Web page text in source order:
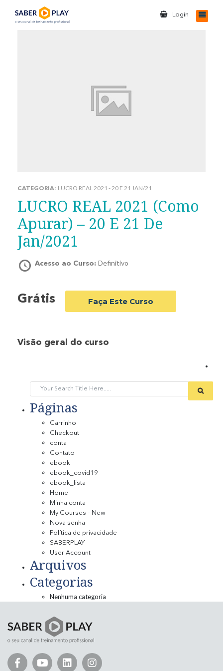
Login
CATEGORIA: LUCRO REAL 2021 - 20 E 21 JAN/21
LUCRO REAL 2021 (Como
Apurar) – 20 E 21 De
Jan/2021
Acesso ao Curso: Definitivo
Grátis Faça Este Curso
Visão geral do curso
Páginas
Carrinho
Checkout
conta
Contato
ebook
ebook_covid19
ebook_lista
Home
Minha conta
My Courses – New
Nova senha
Política de privacidade
SABERPLAY
User Account
Arquivos
Categorias
Nenhuma categoria